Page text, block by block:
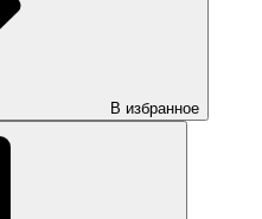
В избранное